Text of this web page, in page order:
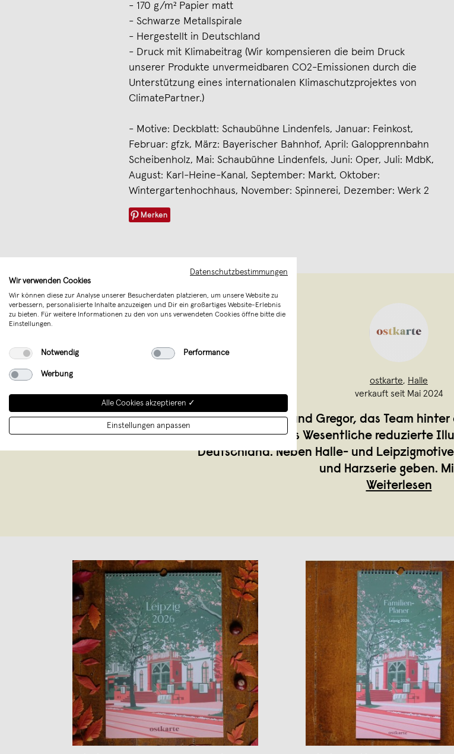
- 170 g/m² Papier matt
- Schwarze Metallspirale
- Hergestellt in Deutschland
- Druck mit Klimabeitrag (Wir kompensieren die beim Druck
unserer Produkte unvermeidbaren CO2-Emissionen durch die
Unterstützung eines internationalen Klimaschutzprojektes von
ClimatePartner.)
- Motive: Deckblatt: Schaubühne Lindenfels, Januar: Feinkost,
Februar: gfzk, März: Bayerischer Bahnhof, April: Galopprennbahn
Scheibenholz, Mai: Schaubühne Lindenfels, Juni: Oper, Juli: MdbK,
August: Karl-Heine-Kanal, September: Markt, Oktober:
Wintergartenhochhaus, November: Spinnerei, Dezember: Werk 2
Merken
ostkarte, Halle
verkauft seit Mai 2024
Hi! Wir sind Britta und Gregor, das Team
bunte und aufs Wesentliche reduzierte
Deutschland. Neben Halle- und
und Harzserie geben.
Weiterlesen
Datenschutzbestimmungen
Wir verwenden Cookies
Wir können diese zur Analyse unserer Besucherdaten platzieren, um unsere Website zu
verbessern, personalisierte Inhalte anzuzeigen und Dir ein großartiges Website-Erlebnis
zu bieten. Für weitere Informationen zu den von uns verwendeten Cookies öffne bitte die
Einstellungen.
Notwendig Performance
Werbung
Alle Cookies akzeptieren ✓
Einstellungen anpassen